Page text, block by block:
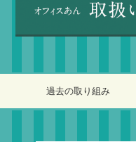
過去の取り組み